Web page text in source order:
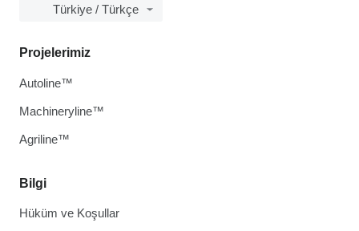
Türkiye / Türkçe
Bilgi
Hüküm ve Koşullar
Projelerimiz
Autoline™
Machineryline™
Agriline™